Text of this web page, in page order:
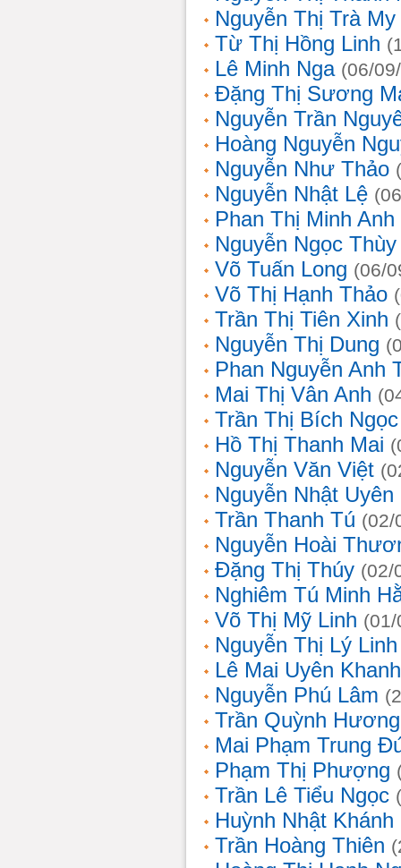
Nguyễn Thị Trà My
Từ Thị Hồng Linh
Lê Minh Nga (06/
Đặng Thị Sương
Nguyễn Trần
Hoàng Nguyễn
Nguyễn Như Thảo
Nguyễn Nhật Lệ
Phan Thị Minh Anh
Nguyễn Ngọc
Võ Tuấn Long (06/
Võ Thị Hạnh Thảo
Trần Thị Tiên Xinh
Nguyễn Thị Dung
Phan Nguyễn Anh
Mai Thị Vân Anh
Trần Thị Bích Ngọc
Hồ Thị Thanh Mai
Nguyễn Văn Việt
Nguyễn Nhật Uyên
Trần Thanh Tú (02/
Nguyễn Hoài
Đặng Thị Thúy (02/
Nghiêm Tú Minh
Võ Thị Mỹ Linh
Nguyễn Thị Lý Linh
Lê Mai Uyên Khanh
Nguyễn Phú Lâm
Trần Quỳnh Hương
Mai Phạm Trung
Phạm Thị Phượng
Trần Lê Tiểu Ngọc
Huỳnh Nhật Khánh
Trần Hoàng Thiên